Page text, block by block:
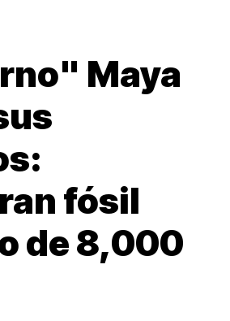
Maya
fósil
de 8,000